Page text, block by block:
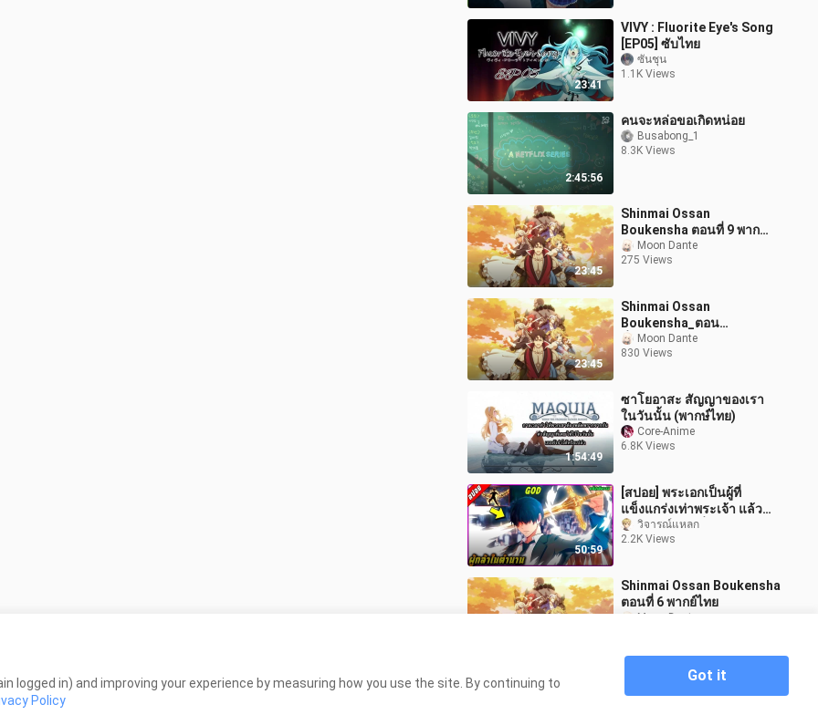
23:41
VIVY : Fluorite Eye's Song
[EP05] ซับไทย
ซันชุน
1.1K Views
2:45:56
คนจะหล่อขอเกิดหน่อย
Busabong_1
8.3K Views
23:45
Shinmai Ossan
Boukensha ตอนที่ 9 พากย์
ไทยMoon Dante
275 Views
23:45
Shinmai Ossan
Boukensha_ตอน
ที่_12_ตอนจบ_พากย์ไทย
Moon Dante
830 Views
1:54:49
ซาโยอาสะ สัญญาของเรา
ในวันนั้น (พากษ์ไทย)
Core-Anime
6.8K Views
50:59
[สปอย] พระเอกเป็นผู้ที่
แข็งแกร่งเท่าพระเจ้า แล้ว
ถูกอัญเชิญมาเพื่อกอบกู้โลก
🧙⚔️ | คลิปเดียวจบ |
วิจารณ์แหลก
2.2K Views
Shinmai Ossan Boukensha
ตอนที่ 6 พากย์ไทย
Moon Dante
ผู้ถูกทิ้งเพราะสกิลไร้ค่าอย่างสร้างสถานะผิด
logged in) and improving your experience by measuring how you use the site. By continuing to
Policy
Got it